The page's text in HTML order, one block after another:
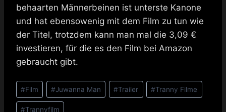
behaarten Männerbeinen ist unterste Kanone
und hat ebensowenig mit dem Film zu tun wie
der Titel, trotzdem kann man mal die 3,09 €
investieren, für die es den Film bei Amazon
gebraucht gibt.
Schlagworte:
#Film #Juwanna Man #Trailer #Tranny Filme
#Trannyfilm